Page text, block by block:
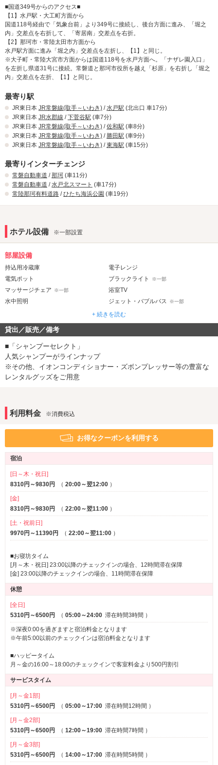
RuグループLINE公式アカウント友達
募集
お友達登録してRuグループのお得な情報をGETしてくださ
い
お友達登録はこちらをタップ
大人気！
モデルを全室導入
今注目の【ReFa】シャワーヘッドの最新モデルピュアを全室
に導入致しました！
肌を美しくする２つの泡「ウルトラファインバブル」
ル」が肌本来の美しさを引き出します。
全室にファインバブルピュアを設置、ぜひ一度お試し下さい。
Ruグループ設備強化
Apple Airplay・Chromecast内蔵 ６５イ
ンチ４KTV導入！！！
いつもRuグループをご利用いただき誠にありがとうござい
ます。
ルスティカーナひたちなかでは全室65インチ4Kテレビ導入
いたしました！！
多くの世代から支持を得ている
などの他、
お持ちのスマホを手軽にミラーリングやキャストができ、
是非ご来店の際はご利用くださいませ。
プラズマクラスター空気清浄機全室設
置！！！
ルスティカーナひたちなかの全室に
ターイオン"搭載の加湿空気清浄機を設置しております。
自然界に存在するイオンと同じ種類の高濃度イオンが、お
部屋を常時清潔に保ち続けます。
空気の汚れを浄化、付着した臭いの消臭効果、静電気を抑
える効果など期待できる嬉しいアイテムです。
Ruグループではより安心してお過ごしいただける空間作り
ハピホテ予約開始！
詳細情報はコチラからもご覧ください
ルスティカーナひたちなかの空室情報
はコチラから
■国道349号からのアクセス■
【1】水戸駅・大工町方面から
国道118号経由で「気象台前」より349号に接続し、後台方面に進み、「堀之
内」交差点を右折して、「寄居南」交差点を右折。
【2】那珂市・常陸太田市方面から
水戸駅方面に進み「堀之内」交差点を左折し、【1】と同じ。
※大子町・常陸大宮市方面からは国道118号を水戸方面へ。「ナザレ園入口」
を左折し県道31号に接続。常磐道と那珂市役所を越え「杉原」を右折し「堀之
内」交差点を左折、【1】と同じ。
最寄り駅
JR東日本 JR常磐線(取手～いわき) /水戸駅 (北出口 車17分)
JR東日本 JR水郡線 /下菅谷駅 (車7分)
JR東日本 JR常磐線(取手～いわき) /佐和駅 (車8分)
JR東日本 JR常磐線(取手～いわき) / 勝田駅 (車9分)
JR東日本 JR常磐線(取手～いわき) /東海駅 (車15分)
最寄りインターチェンジ
常磐自動車道 /那珂 (車11分)
常磐自動車道 /水戸北スマート (車17分)
常陸那珂有料道路 /ひたち海浜公園 (車19分)
ホテル設備 ※一部設置
部屋設備
持込用冷蔵庫
電子レンジ
電気ポット
ブラックライト ※一部
マッサージチェア ※一部
浴室TV
水中照明
ジェット・バブルバス ※一部
ウォシュレット
音響・映像・通信
ホームシアター
プロジェクター ※一部
TVゲーム
Wi-Fi
ブルーレイプレーヤー
セレクトシャンプー
ヘアアイロン
コスプレ
ルームサービス
+ 続きを読む
貸出／販売／備考
■「シャンプーセレクト」
人気シャンプーがラインナップ
※その他、イオンコンディショナー・ズボンプレッサー等の豊富な
レンタルグッズをご用意
利用料金 ※消費税込
お得なクーポンを利用する
宿泊
[日～木・祝日]
8310円～9830円
（ 20:00～翌12:00 ）
[金]
8310円～9830円
（ 22:00～翌11:00 ）
[土・祝前日]
9970円～11390円
（ 22:00～翌11:00 ）
■お寝坊タイム
[月～木・祝日] 23:00以降のチェックインの場合、12時間滞在保障
[金] 23:00以降のチェックインの場合、11時間滞在保障
休憩
[全日]
5310円～6500円
（ 05:00～24:00 滞在時間3時間 ）
※深夜0:00を過ぎますと宿泊料金となります
※午前5:00以前のチェックインは宿泊料金となります
■ハッピータイム
月～金の16:00～18:00のチェックインで客室料金より500円割引
サービスタイム
[月～金1部]
5310円～6500円
（ 05:00～17:00 滞在時間12時間 ）
[月～金2部]
5310円～6500円
（ 12:00～19:00 滞在時間7時間 ）
[月～金3部]
5310円～6500円
（ 14:00～17:00 滞在時間5時間 ）